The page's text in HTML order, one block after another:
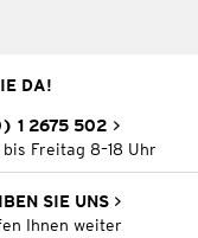
DA!
1 2675 502
Freitag 8–18 Uhr
SIE UNS
Ihnen weiter